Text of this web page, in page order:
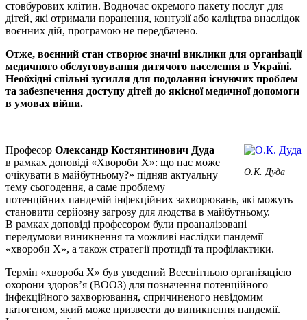
стовбурових клітин. Водночас окремого пакету послуг для
дітей, які отримали поранення, контузії або каліцтва внаслідок
воєнних дій, програмою не передбачено.
Отже, воєнний стан створює значні виклики для організації
медичного обслуговування дитячого населення в Україні.
Необхідні спільні зусилля для подолання існуючих проблем
та забезпечення доступу дітей до якісної медичної допомоги
в умовах війни.
О.К. Дуда
Професор Олександр Костянтинович Дуда
в рамках доповіді «Хвороби Х»: що нас може
очікувати в майбутньому?» підняв актуальну
тему сьогодення, а саме проблему
потенційних пандемій інфекційних захворювань, які можуть
становити серйозну загрозу для людства в майбутньому.
В рамках доповіді професором були проаналізовані
передумови виникнення та можливі наслідки пандемії
«хвороби X», а також стратегії протидії та профілактики.
Термін «хвороба X» був уведений Всесвітньою організацією
охорони здоров’я (ВООЗ) для позначення потенційного
інфекційного захворювання, спричиненого невідомим
патогеном, який може призвести до виникнення пандемії.